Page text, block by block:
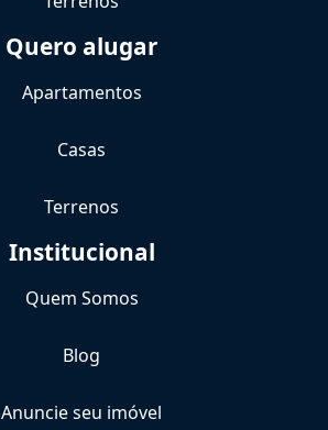
Quero alugar
Apartamentos
Casas
Terrenos
Institucional
Quem Somos
Blog
Anuncie seu imóvel